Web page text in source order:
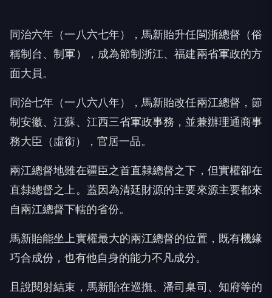
同治六年（一八六七年），馬新貽升任閩浙總督（俗
稱制台、制軍），成為節制浙江、福建兩省軍政的方
面大員。
同治七年（一八六八年），馬新貽改任兩江總督，節
制安徽、江蘇、江西三省軍政事務，並兼辦理通商事
務大臣（虛銜），官居一品。
兩江總督地雖在疆臣之首直隸總督之下，但實權卻在
直隸總督之上。蓋因為清廷財源的主要來源主要都來
自兩江總督下轄的省份。
馬新貽能坐上實權最大的兩江總督的位置，既有機緣
巧合成份，也有他自身的能力不凡成分。
且說閱射結束，馬新貽在巡撫、潘司臬司、知府等的